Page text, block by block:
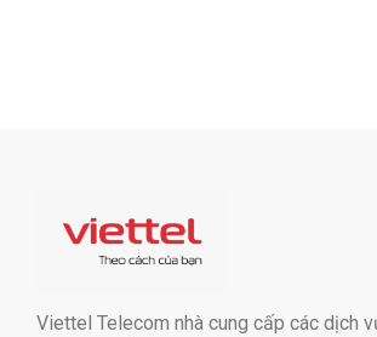
Viettel Telecom nhà cung cấp các dịch